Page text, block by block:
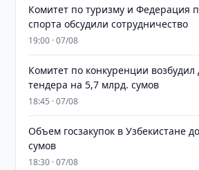
Комитет по туризму и Федерация
спорта обсудили сотрудничество
19:00 · 07/08
Комитет по конкуренции возбудил
тендера на 5,7 млрд. сумов
18:45 · 07/08
​​​​​​​Объем госзакупок в Узбекистане
сумов
18:30 · 07/08